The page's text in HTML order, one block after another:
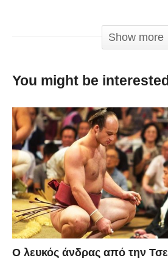
Είναι ολόκληρη η ζωή μίας
απίστευτο που γίνονται όλα στον
Show more
You might be
Ο λευκός άνδρας από την